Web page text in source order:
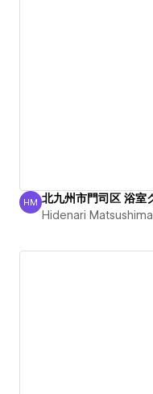
Hidenari Matsushima
HM
Hidenari Matsushima